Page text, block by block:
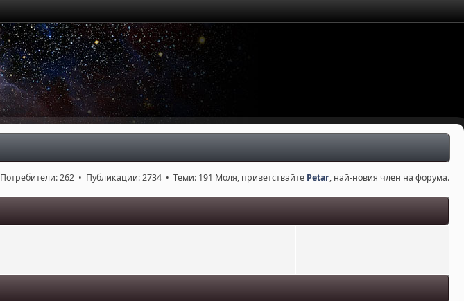
Потребители: 262 • Публикации: 2734 • Теми: 191 Моля, приветствайте Petar, най-новия член на форума.